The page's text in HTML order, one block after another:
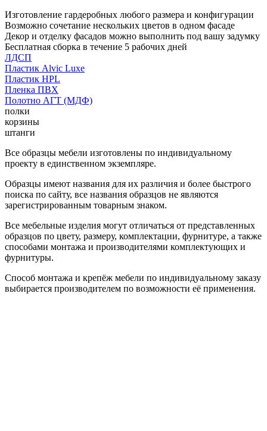
Изготовление гардеробных любого размера и конфигурации
Возможно сочетание нескольких цветов в одном фасаде
Декор и отделку фасадов можно выполнить под вашу задумку
Бесплатная сборка в течение 5 рабочих дней
ЛДСП
Пластик Alvic Luxe
Пластик HPL
Пленка ПВХ
Полотно АГТ (МДФ)
полки
корзины
штанги
Все образцы мебели изготовлены по индивидуальному
проекту в единственном экземпляре.
Образцы имеют названия для их различия и более быстрого
поиска по сайту, все названия образцов не являются
зарегистрированным товарным знаком.
Все мебельные изделия могут отличаться от представленных
образцов по цвету, размеру, комплектации, фурнитуре, а также
способами монтажа и производителями комплектующих и
фурнитуры.
Способ монтажа и крепёж мебели по индивидуальному заказу
выбирается производителем по возможности её применения.